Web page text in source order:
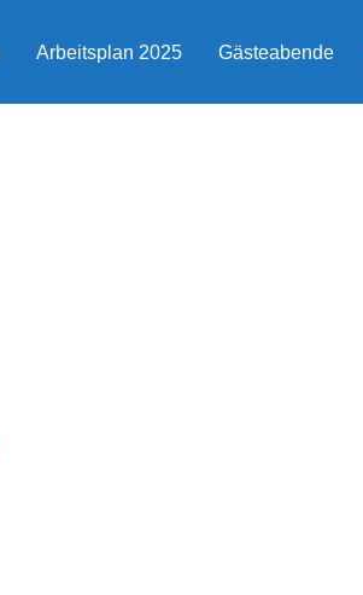
Arbeitsplan 2025 Gästeabende